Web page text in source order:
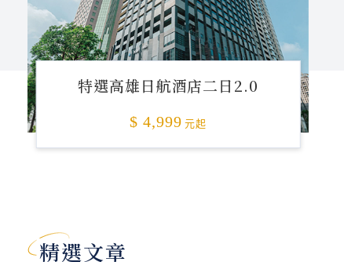
特選高雄日航酒店二日2.0
$ 4,999 元起
精選文章